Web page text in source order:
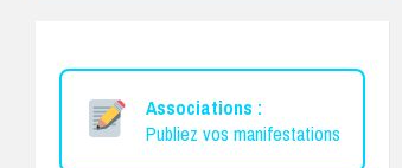
Associations :
Publiez vos manifestations